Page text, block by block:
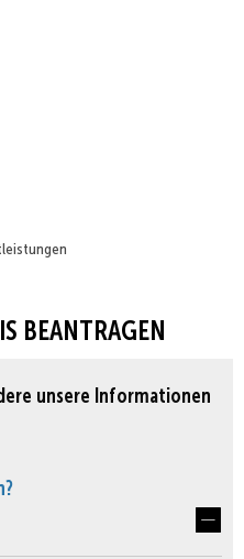
BEANTRAGEN
unsere Informationen